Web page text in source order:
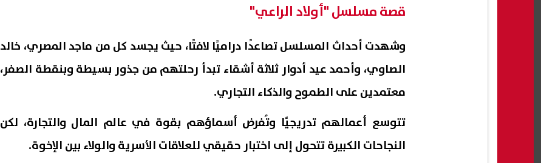
قصة مسلسل "أولاد الراعي"
وشهدت أحداث المسلسل تصاعدًا دراميًا لافتًا، حيث يجسد كل من ماجد المصري، خالد
الصاوي، وأحمد عيد أدوار ثلاثة أشقاء تبدأ رحلتهم من جذور بسيطة وبنقطة الصفر،
معتمدين على الطموح والذكاء التجاري.
تتوسع أعمالهم تدريجيًا وتُفرض أسماؤهم بقوة في عالم المال والتجارة، لكن
النجاحات الكبيرة تتحول إلى اختبار حقيقي للعلاقات الأسرية والولاء بين الإخوة.
بنهاية 2026.. موعد افتتاح جنينة
ظهرت الآن بالكامل نتيجة الصف الثالث
08 أغسطس, 2026 08:56 م
السوقي يسجل 4.146 تريليون جنيه